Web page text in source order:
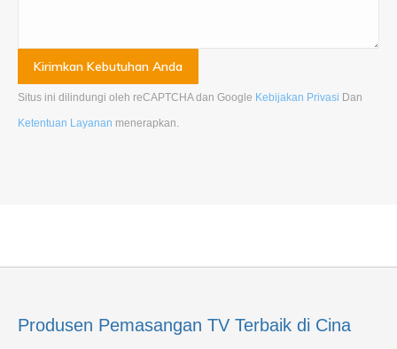
Situs ini dilindungi oleh reCAPTCHA dan Google Kebijakan Privasi Dan
Ketentuan Layanan menerapkan.
Produsen Pemasangan TV Terbaik di Cina